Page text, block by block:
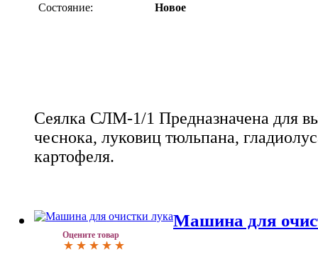
Состояние:
Новое
Сеялка СЛМ-1/1 Предназначена для
чеснока, луковиц тюльпана,
картофеля.
Оцените товар
Машина для